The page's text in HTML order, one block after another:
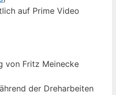
auf Prime Video
von Fritz Meinecke
der Dreharbeiten